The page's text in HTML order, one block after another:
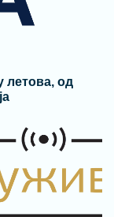
летова, од